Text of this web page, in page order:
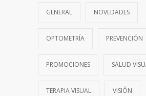
GENERAL NOVEDADES
OPTOMETRÍA PREVENCIÓN
PROMOCIONES SALUD
TERAPIA VISUAL VISIÓN